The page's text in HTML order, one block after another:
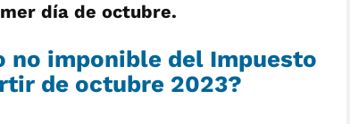
día de octubre.
no imponible del Impuesto
de octubre 2023?